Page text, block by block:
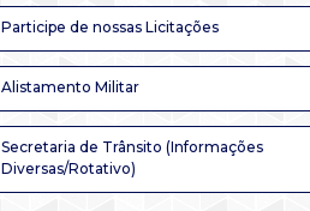
Participe de nossas Licitações
Alistamento Militar
Secretaria de Trânsito (Informações
Diversas/Rotativo)